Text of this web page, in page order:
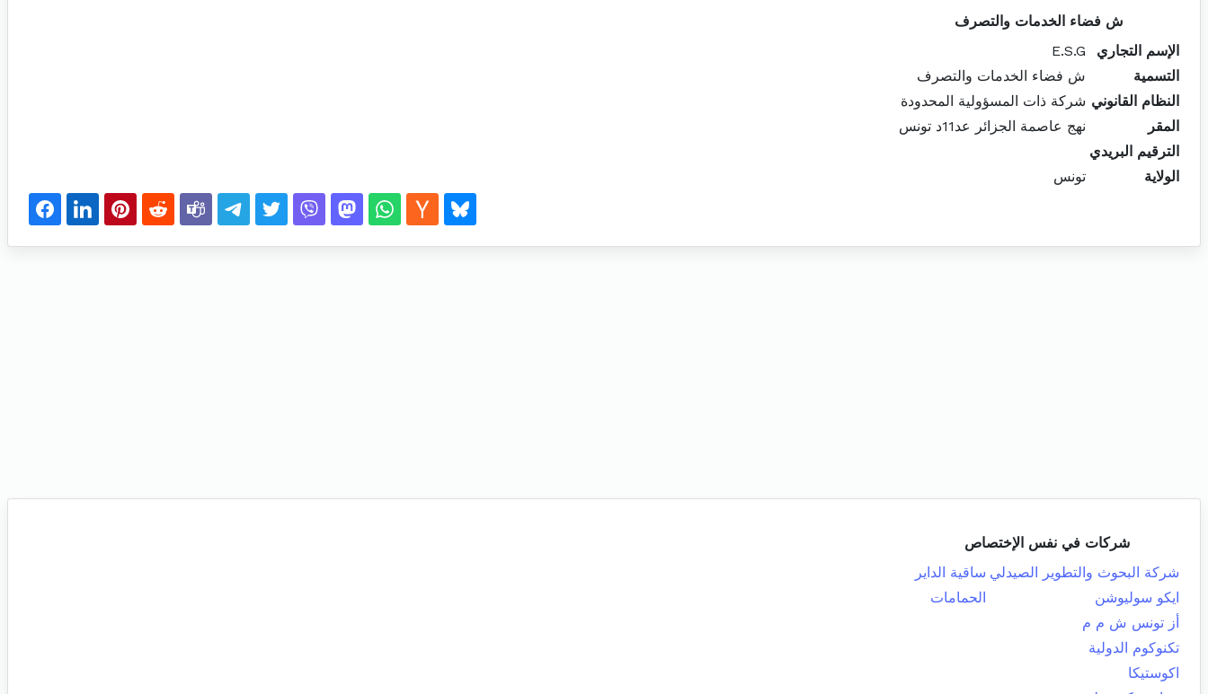
ش فضاء الخدمات والتصرف
الإسم التجاري
E.S.G
التسمية
ش فضاء الخدمات والتصرف
النظام القانوني شركة ذات المسؤولية المحدودة
المقر
نهج عاصمة الجزائر عد11د تونس
الترقيم البريدي
الولاية
تونس
شركات في نفس الإختصاص
شركة البحوث والتطوير الصيدلي ساقية الداير
ايكو سوليوشن
الحمامات
أز تونس ش م م
تكنوكوم الدولية
اكوستيكا